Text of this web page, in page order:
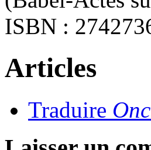
ISBN :
Articles
Traduire